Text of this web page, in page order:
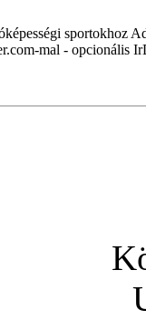
sportokhoz
mal - opcionális